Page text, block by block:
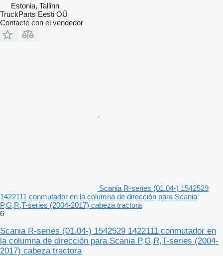
Estonia, Tallinn
TruckParts Eesti OÜ
Contacte con el vendedor
Scania R-series (01.04-) 1542529
1422111 conmutador en la columna de dirección para Scania
P,G,R,T-series (2004-2017) cabeza tractora
6
Scania R-series (01.04-) 1542529 1422111 conmutador en
la columna de dirección para Scania P,G,R,T-series (2004-
2017) cabeza tractora